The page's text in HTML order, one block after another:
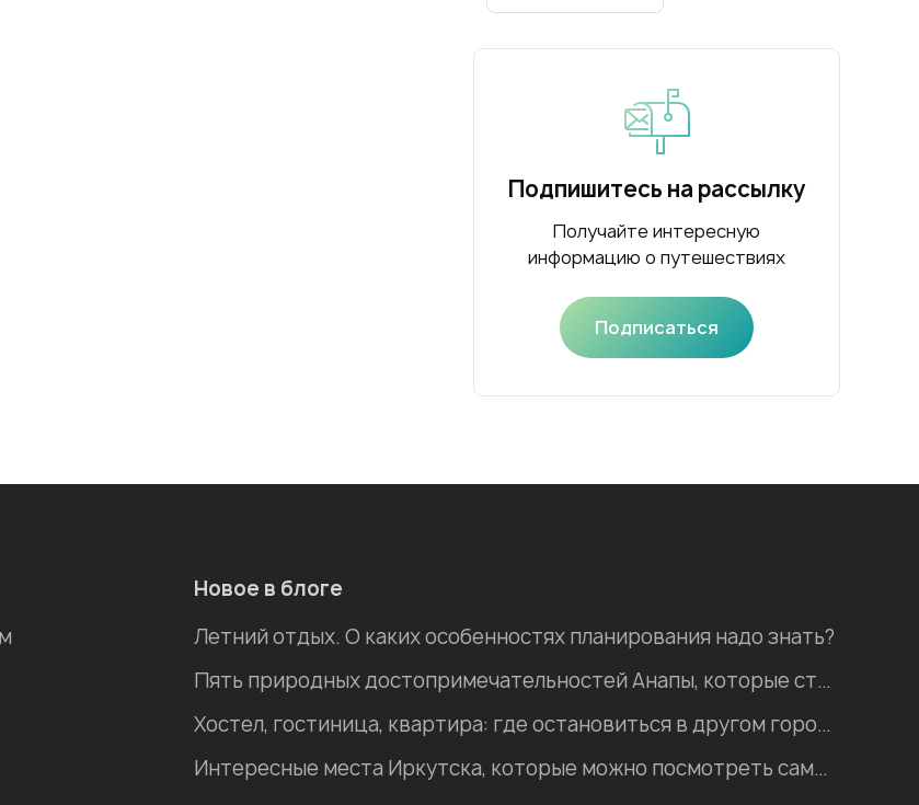
Подпишитесь на рассылку
Получайте интересную
информацию о путешествиях
Подписаться
Новое в блоге
Летний отдых. О каких особенностях планирования надо знать?
Пять природных достопримечательностей Анапы, которые стоит посетить
Хостел, гостиница, квартира: где остановиться в другом городе во время отпуска?
Интересные места Иркутска, которые можно посмотреть самостоятельно